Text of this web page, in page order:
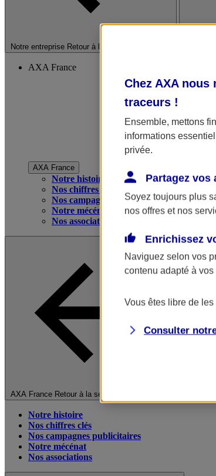
Notre entreprise Retour à la section précédente
AXA France
AXA France
Notre histoire
Nos chiffres clés
Nos campagnes publicitaires
Notre mécénat
Nos associations
AXA France Retour à la section précédente
Notre histoire
Nos chiffres clés
Nos campagnes publicitaires
Notre mécénat
Nos associations
Chez AXA
traceurs !
Ensemble, mettons
informations
privée.
Partagez vos
Soyez toujours plus
nos offres et nos
Enrichissez
Naviguez selon vos
contenu adapté à
Vous êtes libre de
Consulter